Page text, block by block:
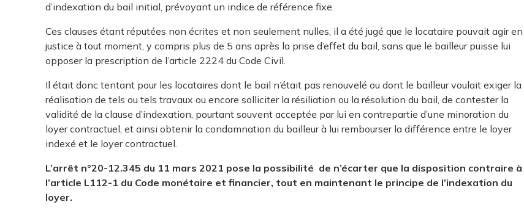
d’indexation du bail initial, prévoyant un indice de référence fixe.
Ces clauses étant réputées non écrites et non seulement nulles, il a été jugé que le locataire pouvait agir en
justice à tout moment, y compris plus de 5 ans après la prise d’effet du bail, sans que le bailleur puisse lui
opposer la prescription de l’article 2224 du Code Civil.
Il était donc tentant pour les locataires dont le bail n’était pas renouvelé ou dont le bailleur voulait exiger la
réalisation de tels ou tels travaux ou encore solliciter la résiliation ou la résolution du bail, de contester la
validité de la clause d’indexation, pourtant souvent acceptée par lui en contrepartie d’une minoration du
loyer contractuel, et ainsi obtenir la condamnation du bailleur à lui rembourser la différence entre le loyer
indexé et le loyer contractuel.
L’arrêt n°20-12.345 du 11 mars 2021 pose la possibilité de n’écarter que la disposition contraire à
l’article L112-1 du Code monétaire et financier, tout en maintenant le principe de l’indexation du
loyer.